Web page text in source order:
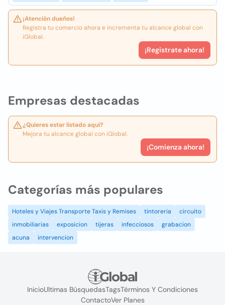
Empresas destacadas
¿Quieres estar listado aquí?
Mejora tu alcance global con iGlobal.
¡Comienza ahora!
¡Atención dueños!
Registra tu comercio ahora e incrementa tu alcance global con
iGlobal.
¡Registrate ahora!
Categorías más populares
Hoteles y Viajes Transporte Taxis y Remises tintoreria
circuito
inmobiliarias
exposicion tijeras infecciosos
grabacion
acuna
intervencion
InicioUltimas BúsquedasTagsTérminos Y Condiciones
ContactoVer Planes